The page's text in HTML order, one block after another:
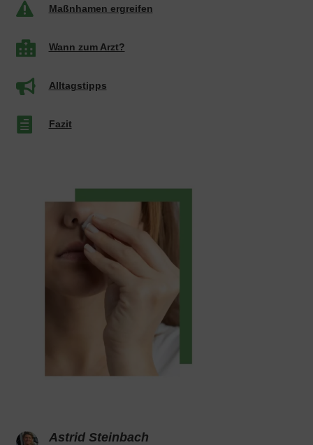
 Maßnhamen ergreifen
 Wann zum Arzt?
 Alltagstipps
 Fazit
Astrid Steinbach